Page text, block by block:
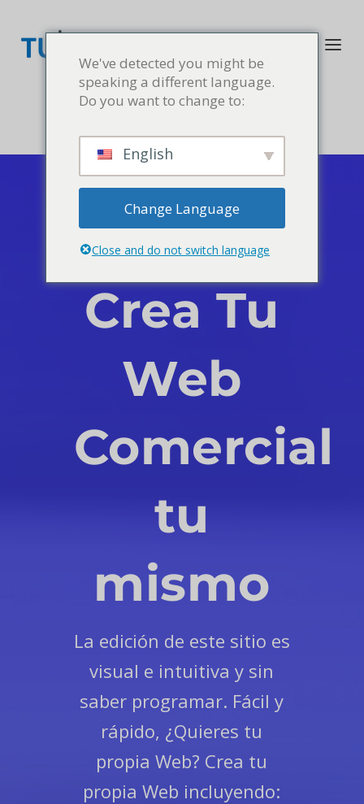
Crea Tu
Web
Comercial
tu
mismo
La edición de este sitio es
visual e intuitiva y sin
saber programar. Fácil y
rápido, ¿Quieres tu
propia Web? Crea tu
propia Web incluyendo:
We've detected you might be
speaking a different language.
Do you want to change to:
English
Change Language
Close and do not switch language